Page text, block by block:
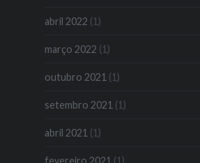
abril 2022 (1)
março 2022 (1)
outubro 2021 (1)
setembro 2021 (1)
abril 2021 (1)
fevereiro 2021 (1)